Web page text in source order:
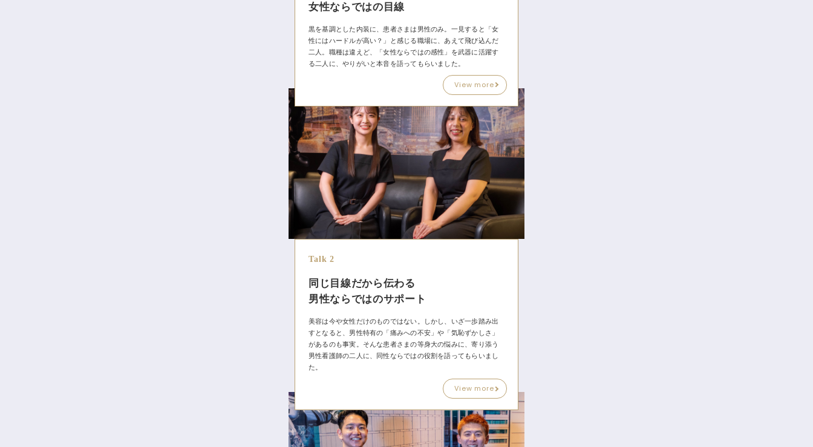
女性ならではの目線
黒を基調とした内装に、患者さまは男性のみ。一見すると「女
性にはハードルが高い？」と感じる職場に、あえて飛び込んだ
二人。職種は違えど、「女性ならではの感性」を武器に活躍す
る二人に、やりがいと本音を語ってもらいました。
View more
Talk 2
同じ目線だから伝わる
男性ならではのサポート
美容は今や女性だけのものではない。しかし、いざ一歩踏み出
すとなると、男性特有の「痛みへの不安」や「気恥ずかしさ」
があるのも事実。そんな患者さまの等身大の悩みに、寄り添う
男性看護師の二人に、同性ならではの役割を語ってもらいまし
た。
View more